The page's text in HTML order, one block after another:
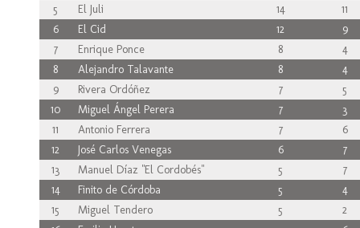
5
El Juli 14
11
6
El Cid 12
9
7
Enrique Ponce 8
4
8
Alejandro Talavante 8
4
9
Rivera Ordóñez 7
5
10
Miguel Ángel Perera 7
3
11
Antonio Ferrera 7
6
12
José Carlos Venegas 6
7
13
Manuel Díaz "El Cordobés" 5
7
14
Finito de Córdoba 5
4
15
Miguel Tendero 5
2